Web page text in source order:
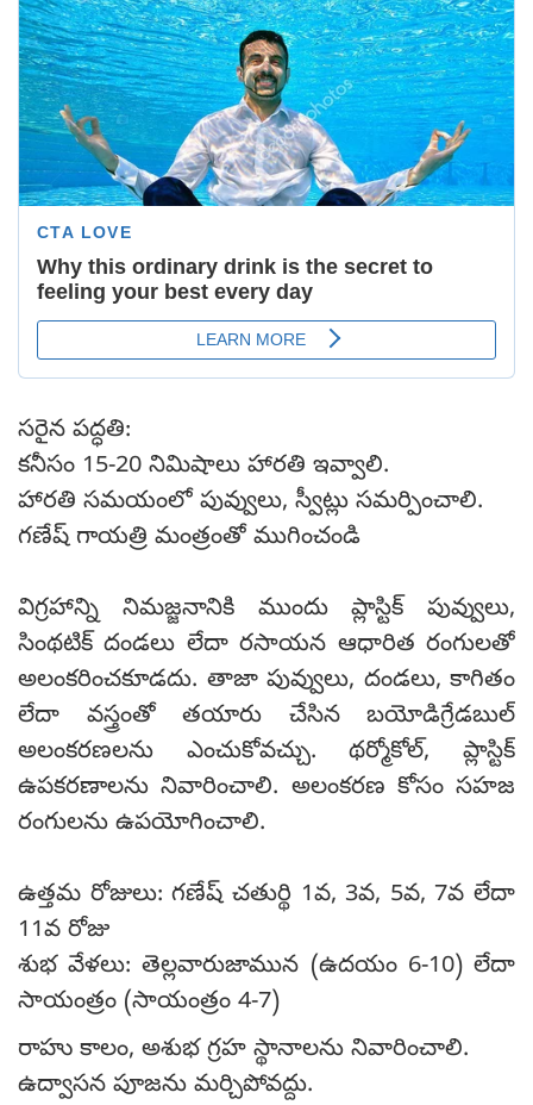
సరైన పద్ధతి:
కనీసం 15-20 నిమిషాలు హారతి ఇవ్వాలి.
హారతి సమయంలో పువ్వులు, స్వీట్లు సమర్పించాలి.
గణేష్ గాయత్రి మంత్రంతో ముగించండి
విగ్రహాన్ని నిమజ్జనానికి ముందు ప్లాస్టిక్ పువ్వులు,
సింథటిక్ దండలు లేదా రసాయన ఆధారిత రంగులతో
అలంకరించకూడదు. తాజా పువ్వులు, దండలు, కాగితం
లేదా వస్త్రంతో తయారు చేసిన బయోడిగ్రేడబుల్
అలంకరణలను ఎంచుకోవచ్చు. థర్మోకోల్, ప్లాస్టిక్
ఉపకరణాలను నివారించాలి. అలంకరణ కోసం సహజ
రంగులను ఉపయోగించాలి.
ఉత్తమ రోజులు: గణేష్ చతుర్థి 1వ, 3వ, 5వ, 7వ లేదా
11వ రోజు
శుభ వేళలు: తెల్లవారుజామున (ఉదయం 6-10) లేదా
సాయంత్రం (సాయంత్రం 4-7)
రాహు కాలం, అశుభ గ్రహ స్థానాలను నివారించాలి.
ఉద్వాసన పూజను మర్చిపోవద్దు.